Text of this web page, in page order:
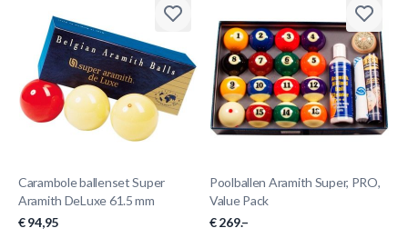
Carambole ballenset Super
Aramith DeLuxe 61.5 mm
€ 94,95
Poolballen Aramith Super, PRO,
Value Pack
€ 269.–